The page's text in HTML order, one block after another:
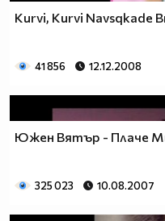
Kurvi, Kurvi Navsqkade
41 856 12.12.2008
Южен Вятър - Плаче
325 023 10.08.2007